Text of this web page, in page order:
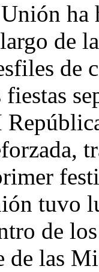
ha
de
de
fiestas
tuvo
de
de las